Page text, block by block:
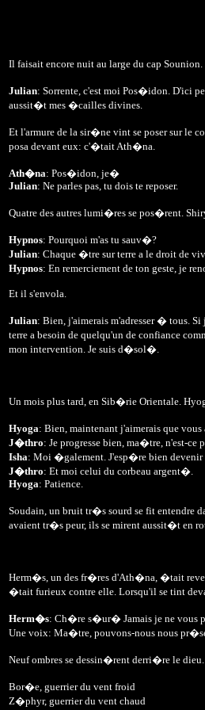
Il faisait encore nuit au large du cap
Julian: Sorrente, c'est moi Pos�idon. D'ici
aussit�t mes �cailles divines.
Et l'armure de la sir�ne vint se poser sur le
posa devant eux: c'�tait Ath�na.
Ath�na: Pos�idon, je�
Julian: Ne parles pas, tu dois te reposer.
Quatre des autres lumi�res se pos�rent.
Hypnos: Pourquoi m'as tu sauv�?
Julian: Chaque �tre sur terre a le droit de
Hypnos: En remerciement de ton geste, je
Et il s'envola.
Julian: Bien, j'aimerais m'adresser � tous.
terre a besoin de quelqu'un de confiance
mon intervention. Je suis d�sol�.
Un mois plus tard, en Sib�rie Orientale.
Hyoga: Bien, maintenant j'aimerais que
J�thro: Je progresse bien, ma�tre, n'est-ce
Isha: Moi �galement. J'esp�re bien
J�thro: Et moi celui du corbeau argent�.
Hyoga: Patience.
Soudain, un bruit tr�s sourd se fit entendre
avaient tr�s peur, ils se mirent aussit�t en
Herm�s, un des fr�res d'Ath�na, �tait
�tait furieux contre elle. Lorsqu'il se tint
Herm�s: Ch�re s�ur� Jamais je ne vous
Une voix: Ma�tre, pouvons-nous nous
Neuf ombres se dessin�rent derri�re le
Bor�e, guerrier du vent froid
Z�phyr, guerrier du vent chaud